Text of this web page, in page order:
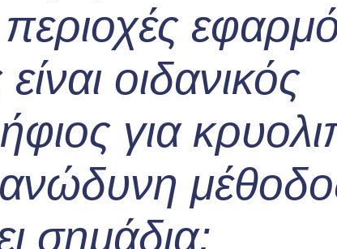
οιδανικός
για
ανώδυνη
σημάδια;